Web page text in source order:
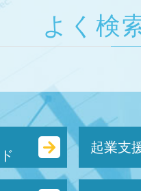
よく検
起業支